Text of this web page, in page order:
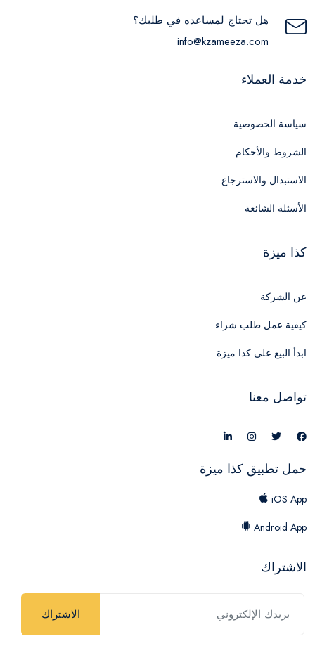
هل تحتاج لمساعده في طلبك؟
info@kzameeza.com
خدمة العملاء
سياسة الخصوصية
الشروط والأحكام
الاستبدال والاسترجاع
الأسئلة الشائعة
كذا ميزة
عن الشركة
كيفية عمل طلب شراء
ابدأ البيع علي كذا ميزة
تواصل معنا
حمل تطبيق كذا ميزة
iOS App
Android App
الاشتراك
الاشتراك